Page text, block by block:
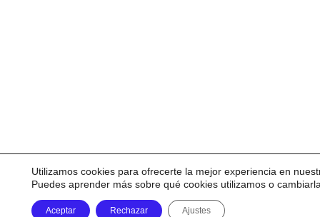
Utilizamos cookies para ofrecerte la mejor experiencia en
Puedes aprender más sobre qué cookies utilizamos o
Aceptar Rechazar Ajustes